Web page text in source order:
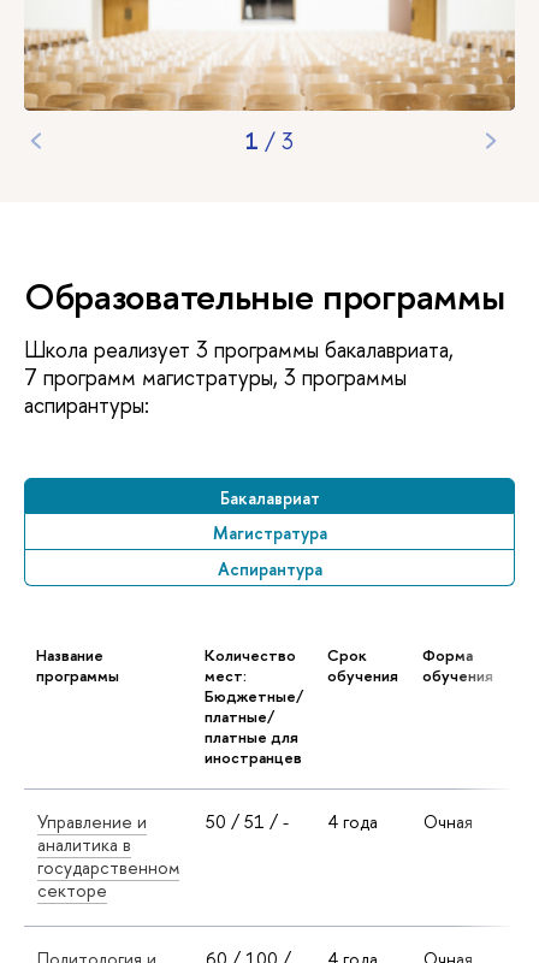
2 / 3
Образовательные программы
Школа реализует 3 программы бакалавриата,
7 программ магистратуры, 3 программы
аспирантуры:
Бакалавриат
Магистратура
Аспирантура
Название
программы
Количество
мест:
Бюджетные/
платные/
платные для
иностранцев
Срок
обучения
Форма
обучения
Управление и
аналитика в
государственном
секторе
50 / 51 / - 4 года Очная